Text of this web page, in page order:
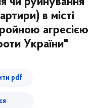
в місті
агресією
України"
pdf